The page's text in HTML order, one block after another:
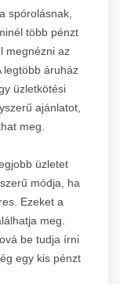
spórolásnak,
több pénzt
megnézni az
legtöbb áruház
üzletkötési
ajánlatot,
meg.
üzletet
módja, ha
Ezeket a
meg.
be tudja írni
egy kis pénzt